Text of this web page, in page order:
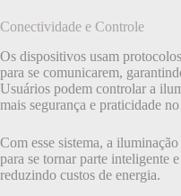
Conectividade e Controle
Os dispositivos usam
para se comunicarem,
Usuários podem controlar a
mais segurança e praticidade
Com esse sistema, a
para se tornar parte inteligente
reduzindo custos de energia.